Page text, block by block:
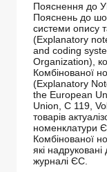
Пояснення до
Пояснень до
системи опису
(Explanatory
and coding
Organization),
Комбінованої
(Explanatory
the European
Union, С 119,
товарів
номенклатури
Комбінованої
які
журналі ЄС.